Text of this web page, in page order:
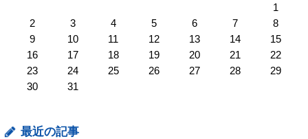
1
2
3 4 5 6 7
8
9
10 11 12 13 14
15
16
17 18 19 20 21
22
23
24 25 26 27 28
29
30
31
最近の記事